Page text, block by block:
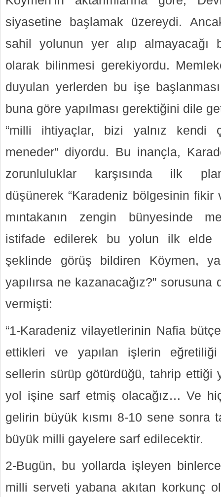
siyasetine başlamak üzereydi.
sahil yolunun yer alıp almayacağı
olarak bilinmesi gerekiyordu.
duyulan yerlerden bu işe
buna göre yapılması gerektiğini dile
“milli ihtiyaçlar, bizi yalnız kendi
meneder” diyordu. Bu inançla,
zorunluluklar karşısında ilk
düşünerek “Karadeniz bölgesinin fikir
mıntakanın zengin bünyesinde
istifade edilerek bu yolun ilk elde
şeklinde görüş bildiren Köymen,
yapılırsa ne kazanacağız?”
vermişti:
“1-Karadeniz vilayetlerinin Nafia
ettikleri ve yapılan işlerin
sellerin sürüp götürdüğü, tahrip ettiği
yol işine sarf etmiş olacağız… Ve
gelirin büyük kısmı 8-10 sene sonra
büyük milli gayelere sarf edilecektir.
2-Bugün, bu yollarda işleyen
milli serveti yabana akıtan korkunç